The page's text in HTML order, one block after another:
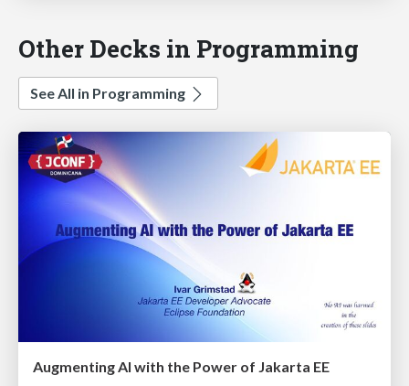
Other Decks in Programming
See All in Programming
Augmenting AI with the Power of Jakarta EE